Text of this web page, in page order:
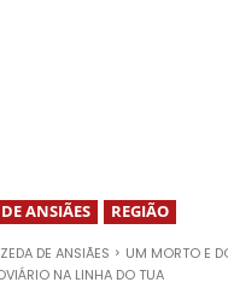
ANSIÃES REGIÃO
DE ANSIÃES
UM MORTO E
NA LINHA DO TUA